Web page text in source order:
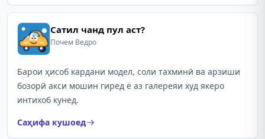
Сатил чанд пул аст?
Почем Ведро
Барои ҳисоб кардани модел, соли тахминӣ ва арзиши
бозорӣ акси мошин гиред ё аз галереяи худ якеро
интихоб кунед.
Саҳифа кушоед